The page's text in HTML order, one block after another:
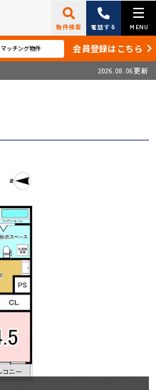
物件検索 電話する MENU
マッチング物件 会員登録はこちら
2026.08.06更新